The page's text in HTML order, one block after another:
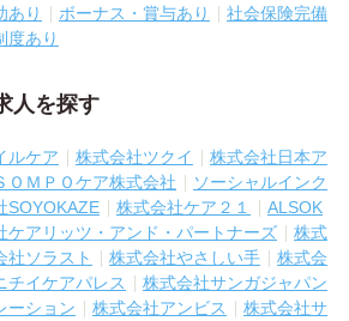
あり ボーナス・賞与あり
社会保険完備
度あり
人を探す
ルケア 株式会社ツクイ
株式会社日本ア
ＯＭＰＯケア株式会社
ソーシャルインク
SOYOKAZE 株式会社ケア２１
ALSOK
ケアリッツ・アンド・パートナーズ
株式
社ソラスト 株式会社やさしい手
株式会
チイケアパレス
株式会社サンガジャパン
ーション
株式会社アンビス
株式会社サ